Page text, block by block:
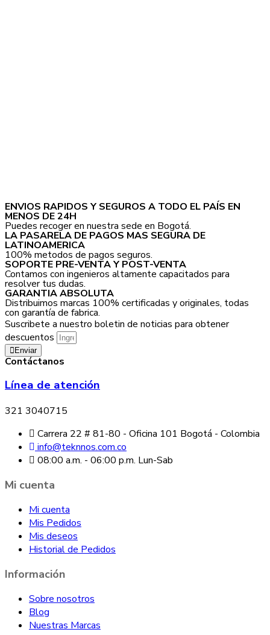
ENVIOS RAPIDOS Y SEGUROS A TODO EL PAÍS EN
MENOS DE 24H
Puedes recoger en nuestra sede en Bogotá.
LA PASARELA DE PAGOS MAS SEGURA DE
LATINOAMERICA
100% metodos de pagos seguros.
SOPORTE PRE-VENTA Y POST-VENTA
Contamos con ingenieros altamente capacitados para
resolver tus dudas.
GARANTIA ABSOLUTA
Distribuimos marcas 100% certificadas y originales, todas
con garantía de fabrica.
Suscribete a nuestro boletin de noticias para obtener
descuentos
Enviar
Contáctanos
Línea de atención
321 3040715
Carrera 22 # 81-80 - Oficina 101 Bogotá - Colombia
info@teknnos.com.co
08:00 a.m. - 06:00 p.m. Lun-Sab
Mi cuenta
Mi cuenta
Mis Pedidos
Mis deseos
Historial de Pedidos
Información
Sobre nosotros
Blog
Nuestras Marcas